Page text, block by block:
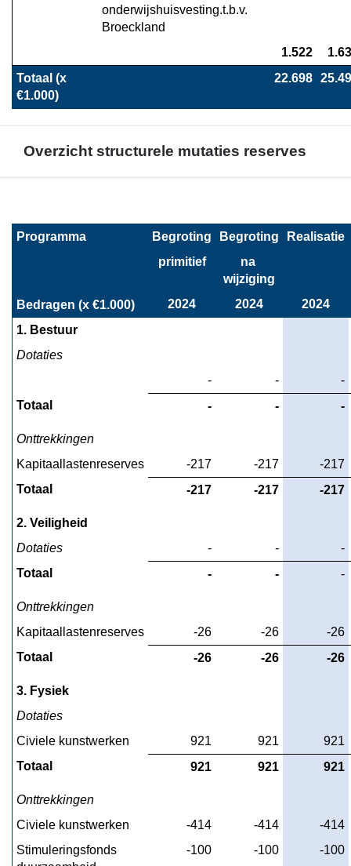
onderwijshuisvesting.t.b.v.
Broeckland
1.522
Totaal (x
€1.000)
22.698
Overzicht structurele mutaties reserves
navigatie
van
baten
Overzicht
structurele
reserves
Programma Begroting Begroting
Realisatie
primitief
na
wijziging
Bedragen (x €1.000)
2024 2024
2024
1. Bestuur
Dotaties
-
-
-
Totaal
- - -
Onttrekkingen
Kapitaallastenreserves
-217 -217
-217
Totaal
-217 -217 -217
2. Veiligheid
Dotaties
- -
-
Totaal
- - -
Onttrekkingen
Kapitaallastenreserves
-26 -26
-26
Totaal
-26 -26 -26
3. Fysiek
Dotaties
Civiele kunstwerken
921 921
921
Totaal
921 921 921
Onttrekkingen
Civiele kunstwerken
-414 -414
-414
Stimuleringsfonds
-100 -100 -100